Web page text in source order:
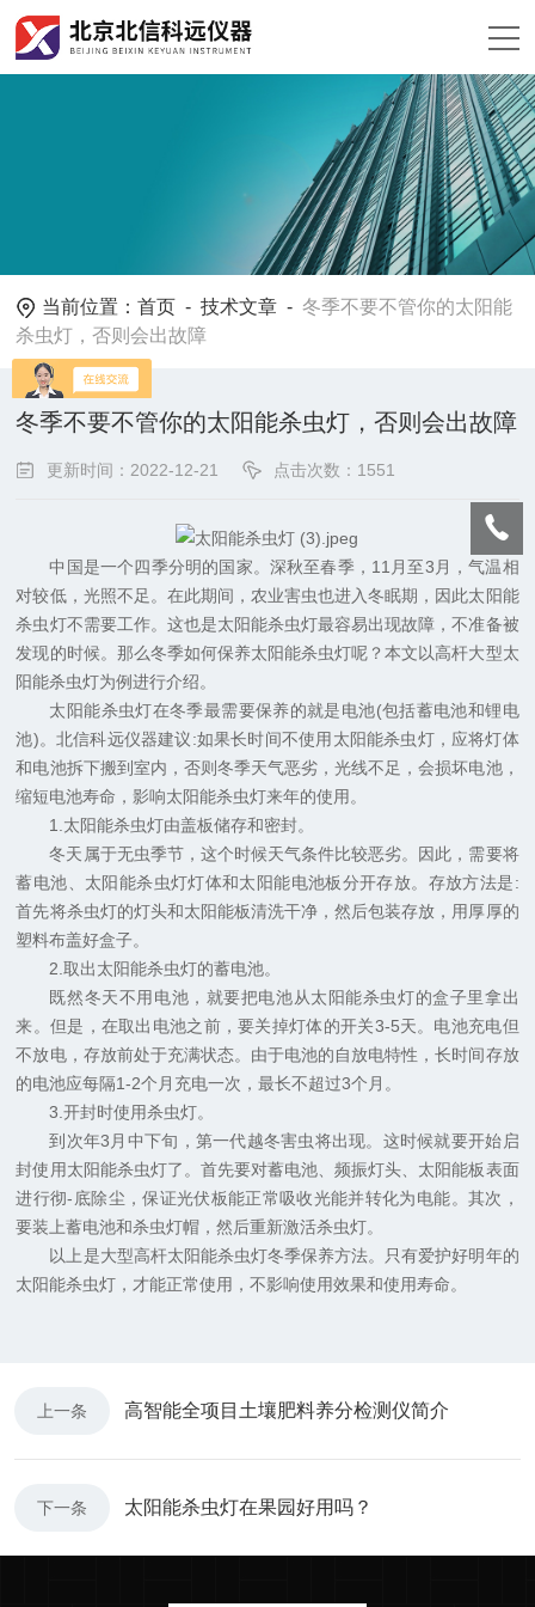
当前位置：首页 -技术文章 -冬季不要不管你的太阳能
杀虫灯，否则会出故障
冬季不要不管你的太阳能杀虫灯，否则会出故障
更新时间：2022-12-21 点击次数：1551
中国是一个四季分明的国家。深秋至春季，11月至3月，气温相
对较低，光照不足。在此期间，农业害虫也进入冬眠期，因此太阳能
杀虫灯不需要工作。这也是太阳能杀虫灯最容易出现故障，不准备被
发现的时候。那么冬季如何保养太阳能杀虫灯呢？本文以高杆大型太
阳能杀虫灯为例进行介绍。
太阳能杀虫灯在冬季最需要保养的就是电池(包括蓄电池和锂电
池)。北信科远仪器建议:如果长时间不使用太阳能杀虫灯，应将灯体
和电池拆下搬到室内，否则冬季天气恶劣，光线不足，会损坏电池，
缩短电池寿命，影响太阳能杀虫灯来年的使用。
1.太阳能杀虫灯由盖板储存和密封。
冬天属于无虫季节，这个时候天气条件比较恶劣。因此，需要将
蓄电池、太阳能杀虫灯灯体和太阳能电池板分开存放。存放方法是:
首先将杀虫灯的灯头和太阳能板清洗干净，然后包装存放，用厚厚的
塑料布盖好盒子。
2.取出太阳能杀虫灯的蓄电池。
既然冬天不用电池，就要把电池从太阳能杀虫灯的盒子里拿出
来。但是，在取出电池之前，要关掉灯体的开关3-5天。电池充电但
不放电，存放前处于充满状态。由于电池的自放电特性，长时间存放
的电池应每隔1-2个月充电一次，最长不超过3个月。
3.开封时使用杀虫灯。
到次年3月中下旬，第一代越冬害虫将出现。这时候就要开始启
封使用太阳能杀虫灯了。首先要对蓄电池、频振灯头、太阳能板表面
进行彻-底除尘，保证光伏板能正常吸收光能并转化为电能。其次，
要装上蓄电池和杀虫灯帽，然后重新激活杀虫灯。
以上是大型高杆太阳能杀虫灯冬季保养方法。只有爱护好明年的
太阳能杀虫灯，才能正常使用，不影响使用效果和使用寿命。
上一条 高智能全项目土壤肥料养分检测仪简介
下一条 太阳能杀虫灯在果园好用吗？